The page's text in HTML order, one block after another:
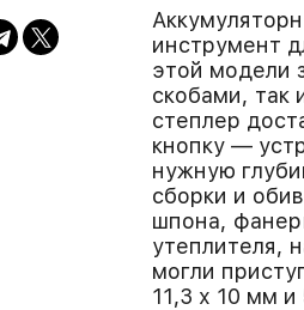
инструмент
этой модели
скобами, так
степлер
кнопку —
нужную
сборки и
шпона,
утеплителя,
могли
11,3 х 10 мм